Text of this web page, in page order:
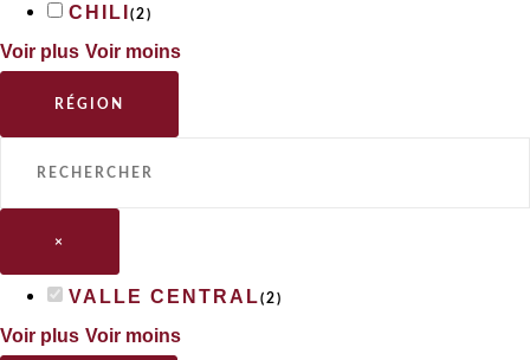
CHILI (2)
Voir plus Voir moins
RÉGION
×
VALLE CENTRAL(2)
Voir plus Voir moins